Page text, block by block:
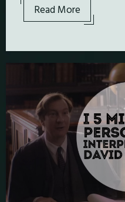
Read More